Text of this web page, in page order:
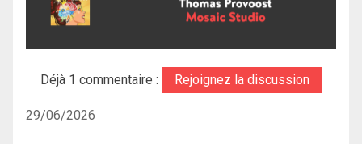
Déjà 1 commentaire : Rejoignez la discussion
29/06/2026